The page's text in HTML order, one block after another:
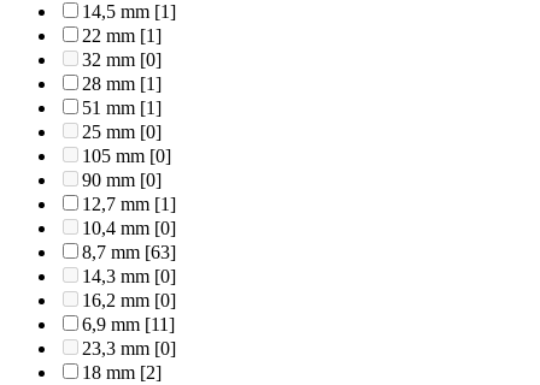
14,5 mm [1]
22 mm [1]
32 mm [0]
28 mm [1]
51 mm [1]
25 mm [0]
105 mm [0]
90 mm [0]
12,7 mm [1]
10,4 mm [0]
8,7 mm [63]
14,3 mm [0]
16,2 mm [0]
6,9 mm [11]
23,3 mm [0]
18 mm [2]